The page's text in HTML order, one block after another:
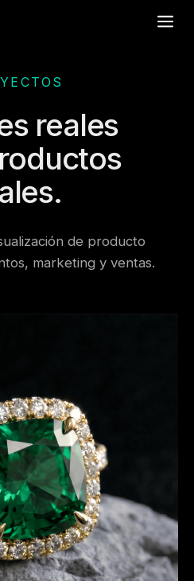
reales
de producto
marketing y ventas.